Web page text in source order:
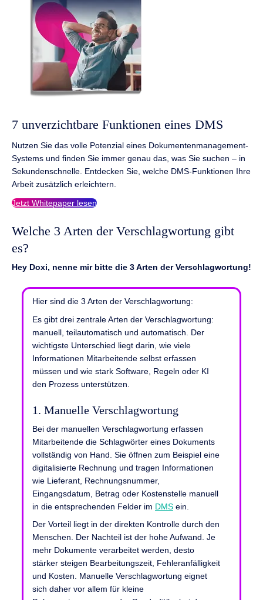
7 unverzichtbare Funktionen eines DMS
Nutzen Sie das volle Potenzial eines Dokumentenmanagement-
Systems und finden Sie immer genau das, was Sie suchen – in
Sekundenschnelle. Entdecken Sie, welche DMS-Funktionen Ihre
Arbeit zusätzlich erleichtern.
Jetzt Whitepaper lesen
Welche 3 Arten der Verschlagwortung gibt
es?
Hey Doxi, nenne mir bitte die 3 Arten der Verschlagwortung!
Hier sind die 3 Arten der Verschlagwortung:
Es gibt drei zentrale Arten der Verschlagwortung:
manuell, teilautomatisch und automatisch. Der
wichtigste Unterschied liegt darin, wie viele
Informationen Mitarbeitende selbst erfassen
müssen und wie stark Software, Regeln oder KI
den Prozess unterstützen.
1. Manuelle Verschlagwortung
Bei der manuellen Verschlagwortung erfassen
Mitarbeitende die Schlagwörter eines Dokuments
vollständig von Hand. Sie öffnen zum Beispiel eine
digitalisierte Rechnung und tragen Informationen
wie Lieferant, Rechnungsnummer,
Eingangsdatum, Betrag oder Kostenstelle manuell
in die entsprechenden Felder im DMS ein.
Der Vorteil liegt in der direkten Kontrolle durch den
Menschen. Der Nachteil ist der hohe Aufwand. Je
mehr Dokumente verarbeitet werden, desto
stärker steigen Bearbeitungszeit, Fehleranfälligkeit
und Kosten. Manuelle Verschlagwortung eignet
sich daher vor allem für kleine